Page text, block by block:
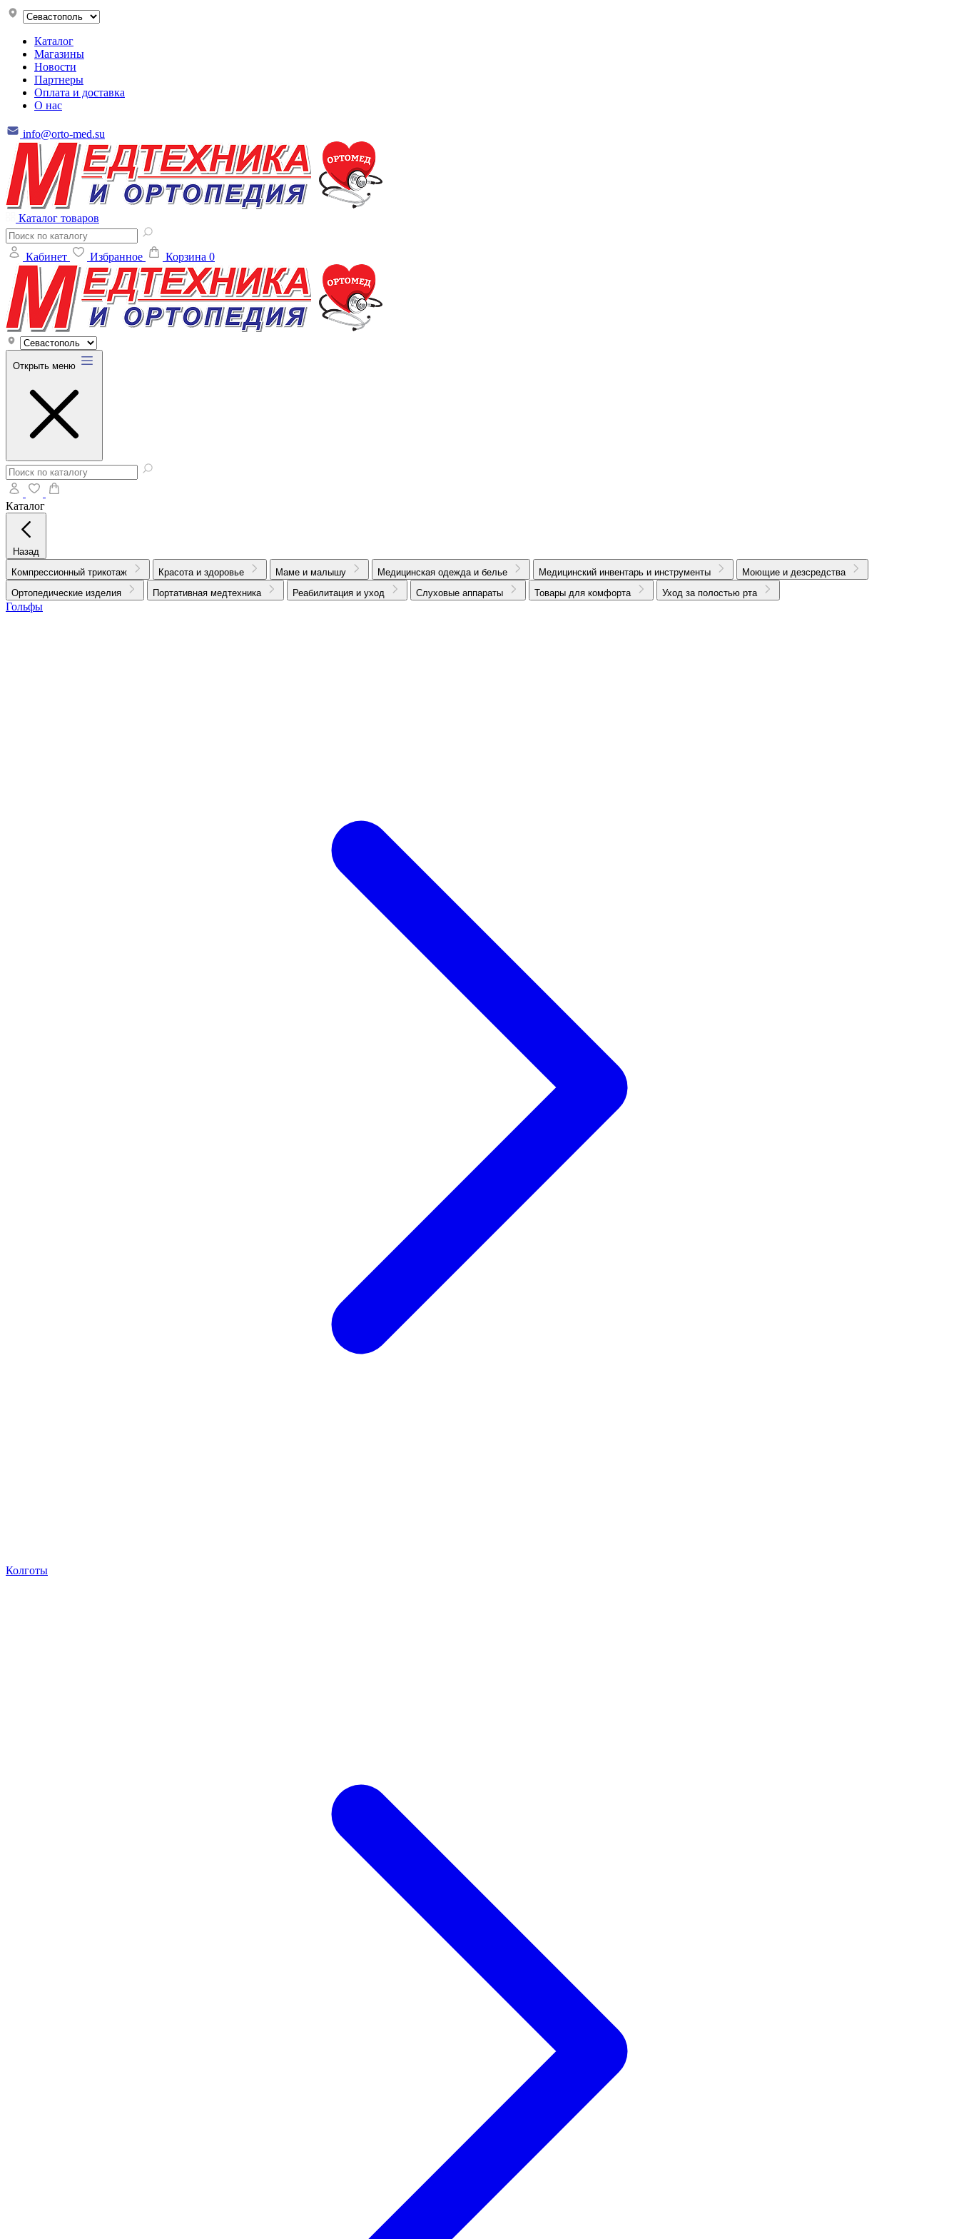
Каталог
Магазины
Новости
Партнеры
Оплата и доставка
О нас
info@orto-med.su
Каталог товаров
Кабинет Избранное Корзина 0
Открыть меню
Каталог
Назад
Компрессионный трикотаж
Красота и здоровье Маме и малышу Медицинская одежда и белье Медицинский инвентарь и инструменты
Моющие и дезсредства
Ортопедические изделия
Портативная медтехника Реабилитация и уход Слуховые аппараты Товары для комфорта Уход за полостью рта
Гольфы
Колготы